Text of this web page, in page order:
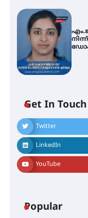
Get In Touch
Twitter
LinkedIn
YouTube
Popular